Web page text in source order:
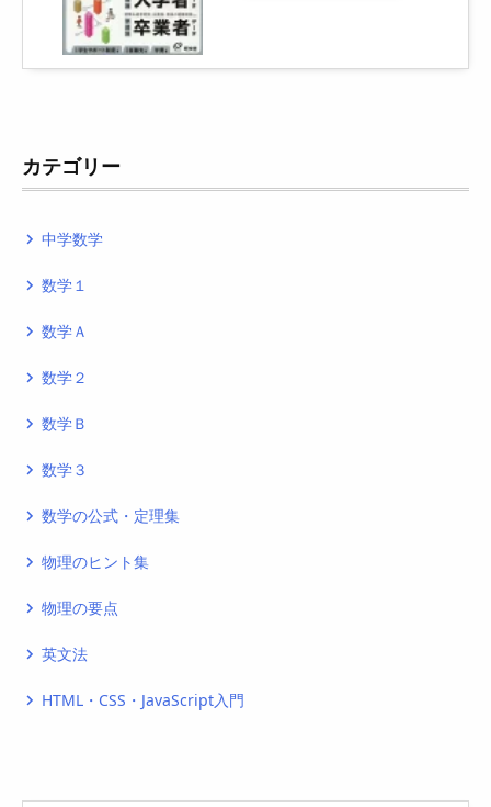
カテゴリー
navigate_next 中学数学
navigate_next 数学１
navigate_next 数学Ａ
navigate_next 数学２
navigate_next 数学Ｂ
navigate_next 数学３
navigate_next 数学の公式・定理集
navigate_next 物理のヒント集
navigate_next 物理の要点
navigate_next 英文法
navigate_next HTML・CSS・JavaScript入門